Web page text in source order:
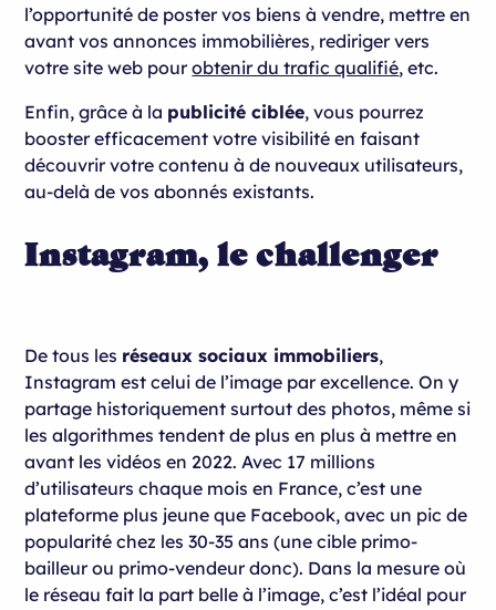
l’opportunité de poster vos biens à vendre, mettre en
avant vos annonces immobilières, rediriger vers
votre site web pourobtenir du trafic qualifié, etc.
Enfin, grâce à la publicité ciblée, vous pourrez
booster efficacement votre visibilité en faisant
découvrir votre contenu à de nouveaux utilisateurs,
au-delà de vos abonnés existants.
Instagram, le challenger
De tous les réseaux sociaux immobiliers,
Instagram est celui de l’image par excellence. On y
partage historiquement surtout des photos, même si
les algorithmes tendent de plus en plus à mettre en
avant les vidéos en 2022. Avec 17 millions
d’utilisateurs chaque mois en France, c’est une
plateforme plus jeune que Facebook, avec un pic de
popularité chez les 30-35 ans (une cible primo-
bailleur ou primo-vendeur donc). Dans la mesure où
le réseau fait la part belle à l’image, c’est l’idéal pour